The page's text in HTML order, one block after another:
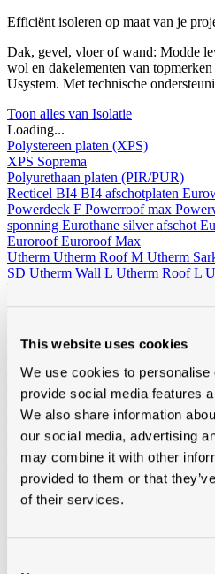
This website uses cookies
We use cookies to personalise
provide social media features
We also share information
our social media, advertising
may combine it with other
provided to them or that
of their services.
Efficiënt isoleren op maat van je
Dak, gevel, vloer of wand: Modde
wol en dakelementen van
Usystem. Met technische
Toon alles van Isolatie
Loading...
Polystereen platen (XPS)
XPS Soprema
Polyurethaan platen (PIR/PUR)
Recticel BI4 BI4 afschotplaten
Powerdeck F Powerroof max
sponning Eurothane silver afschot
EuroroofEuroroof Max
Utherm Utherm Roof M Utherm
SD Utherm Wall L Utherm Roof L
Elev isogard AK/AF RF-S
80mm90mm100mm110mm
Idelco
Minerale wol (platen en rollen)
Hellend dakUrsaKnaufRockwool
Wand - Zoldervloer - spouwUrsa
Houtvezelisolatie
Diversen
Recticel
Kingspan
Alle toebehoren
Van folies, lijmen en ventilatie tot